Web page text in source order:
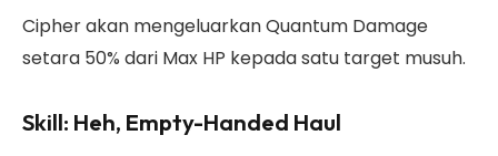
Cipher akan mengeluarkan Quantum Damage
setara 50% dari Max HP kepada satu target musuh.
Skill: Heh, Empty-Handed Haul